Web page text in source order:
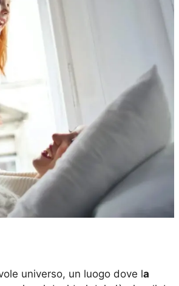
universo, un luogo dove la